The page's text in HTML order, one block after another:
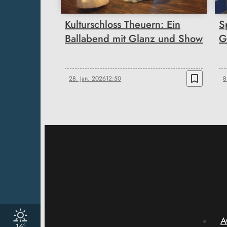
Kulturschloss Theuern: Ein
Ballabend mit Glanz und Show
28. Jan. 202612:50 bookmark_border